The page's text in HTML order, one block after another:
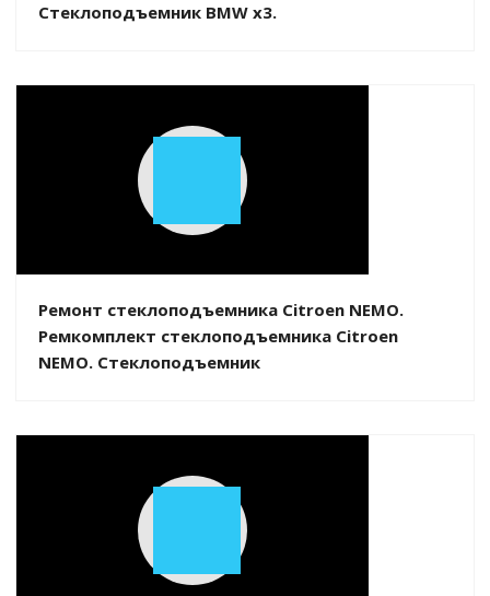
Стеклоподъемник BMW x3.
Play
Ремонт стеклоподъемника Citroen NEMO.
Ремкомплект стеклоподъемника Citroen
NEMO. Стеклоподъемник
Play